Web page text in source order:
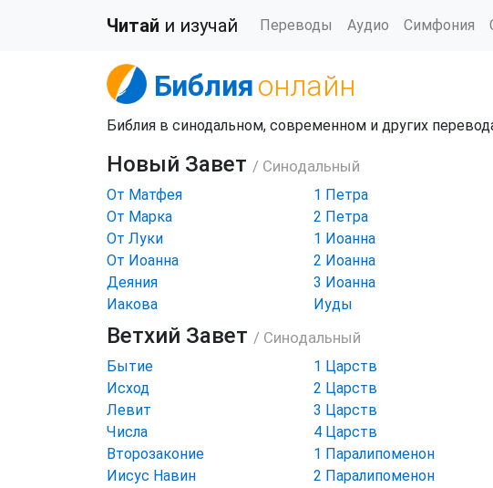
Читай и изучай Переводы Аудио Симфония
Библияонлайн
Библия в синодальном, современном и других
Новый Завет / Синодальный
От Матфея
От Марка
От Луки
От Иоанна
Деяния
Иакова
1 Петра
2 Петра
1 Иоанна
2 Иоанна
3 Иоанна
Иуды
Ветхий Завет / Синодальный
Бытие
Исход
Левит
Числа
Второзаконие
Иисус Навин
1 Царств
2 Царств
3 Царств
4 Царств
1 Паралипоменон
2 Паралипоменон